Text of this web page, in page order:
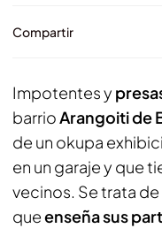
Compartir
Impotentes y
barrioArangoiti de
de un okupa
en un garaje y que
vecinos. Se trata de
queenseña sus